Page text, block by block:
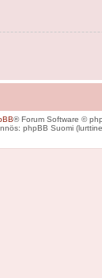
® Forum Software ©
phpBB Suomi